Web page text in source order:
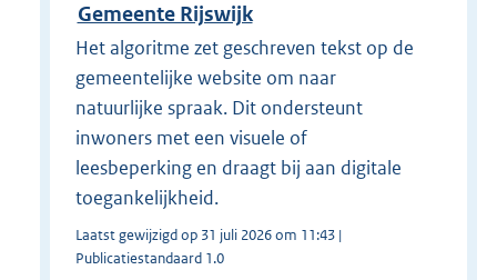
Gemeente Rijswijk
Het algoritme zet geschreven tekst op de
gemeentelijke website om naar
natuurlijke spraak. Dit ondersteunt
inwoners met een visuele of
leesbeperking en draagt bij aan digitale
toegankelijkheid.
Laatst gewijzigd op 31 juli 2026 om 11:43 |
Publicatiestandaard 1.0